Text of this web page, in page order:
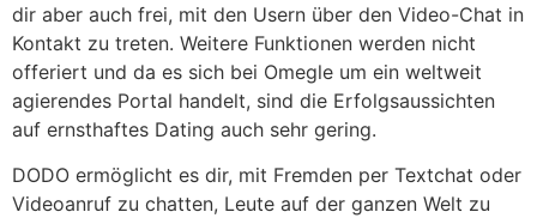
dir aber auch frei, mit den Usern über den Video-Chat in
Kontakt zu treten. Weitere Funktionen werden nicht
offeriert und da es sich bei Omegle um ein weltweit
agierendes Portal handelt, sind die Erfolgsaussichten
auf ernsthaftes Dating auch sehr gering.
DODO ermöglicht es dir, mit Fremden per Textchat oder
Videoanruf zu chatten, Leute auf der ganzen Welt zu